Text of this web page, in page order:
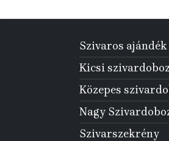
Szivaros ajándék
Kicsi
Közepes
Nagy
Szivarszekrény